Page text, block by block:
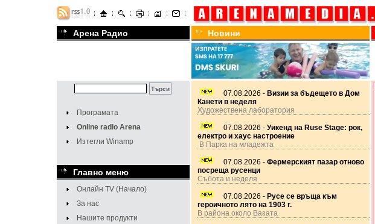
Арена Радио Новини
Програмата
Online radio Arena
Изтегли Winamp
Главно меню
Онлайн TV (Начало)
За нас
Нашите продукти
07.08.2026 - Визии за бъдещето в Дом
Канети в неделя
Художествена лаборатория
07.08.2026 - Уикенд на Ruse Stage: рок,
електро и хаус настроение
В Парка на младежта
07.08.2026 - Фермерският пазар отново
посреща русенци
Събота и неделя
07.08.2026 - Русе се връща към
героичното лято на 1903 г.
В района около Вазата